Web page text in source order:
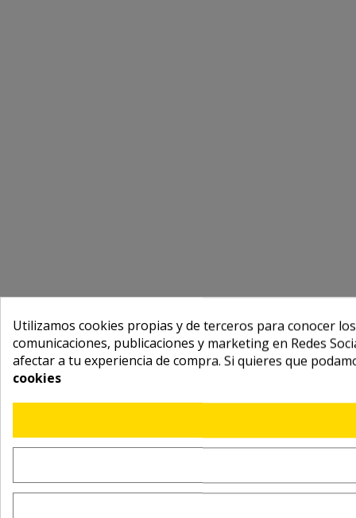
Utilizamos cookies propias y de terceros para conocer
comunicaciones, publicaciones y marketing en Redes
afectar a tu experiencia de compra. Si quieres que
cookies